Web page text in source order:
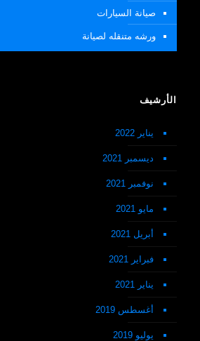
صيانة السيارات
ورشه متنقله لصيانة
الأرشيف
يناير 2022
ديسمبر 2021
نوفمبر 2021
مايو 2021
أبريل 2021
فبراير 2021
يناير 2021
أغسطس 2019
يوليو 2019